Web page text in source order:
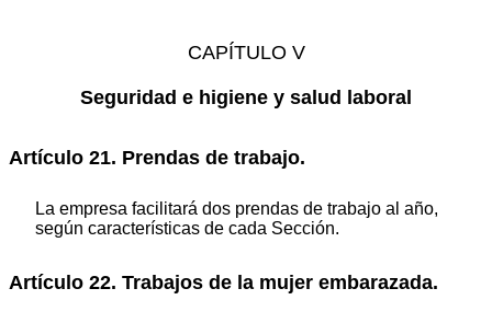
CAPÍTULO V
Seguridad e higiene y salud laboral
Artículo 21. Prendas de trabajo.
La empresa facilitará dos prendas de trabajo al año,
según características de cada Sección.
Artículo 22. Trabajos de la mujer embarazada.